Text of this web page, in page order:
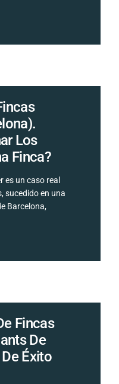
Los
Finca?
es un caso real
sucedido en una
Barcelona,
Fincas
De
Éxito